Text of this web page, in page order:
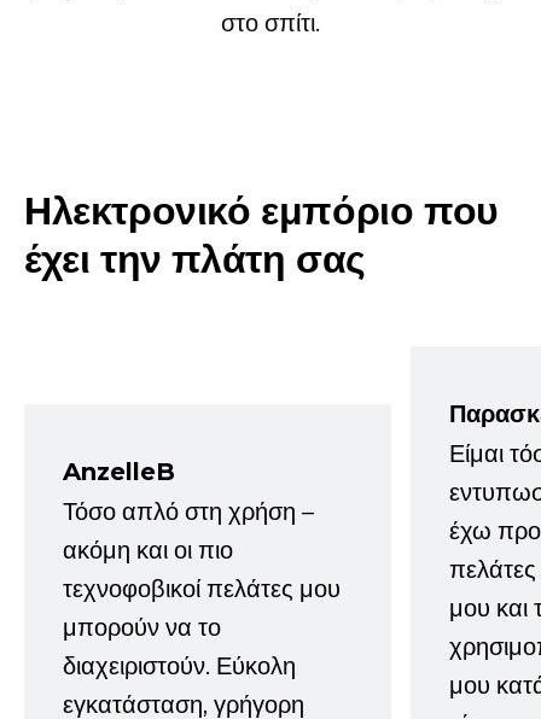
στο σπίτι.
Ηλεκτρονικό εμπόριο που
έχει την πλάτη σας
AnzelleB
Τόσο απλό στη χρήση –
ακόμη και οι πιο
τεχνοφοβικοί πελάτες μου
μπορούν να το
διαχειριστούν. Εύκολη
εγκατάσταση, γρήγορη
Είμαι
έχω
μου και
μου